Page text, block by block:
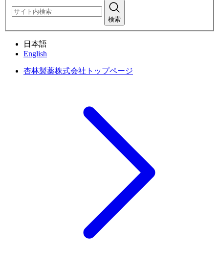
検索
日本語
English
杏林製薬株式会社トップページ